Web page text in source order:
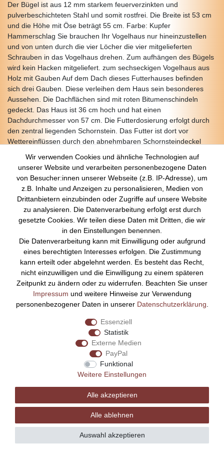
Der Bügel ist aus 12 mm starkem feuerverzinkten und
pulverbeschichteten Stahl und somit rostfrei. Die Breite ist 53 cm
und die Höhe mit Öse beträgt 55 cm. Farbe: Kupfer
Hammerschlag Sie brauchen Ihr Vogelhaus nur hineinzustellen
und von unten durch die vier Löcher die vier mitgelieferten
Schrauben in das Vogelhaus drehen. Zum aufhängen des Bügels
wird kein Hacken mitgeliefert. zum sechseckigen Vogelhaus aus
Holz mit Gauben Auf dem Dach dieses Futterhauses befinden
sich drei Gauben. Diese verleihen dem Haus sein besonderes
Aussehen. Die Dachflächen sind mit roten Bitumenschindeln
gedeckt. Das Haus ist 36 cm hoch und hat einen
Dachdurchmesser von 57 cm. Die Futterdosierung erfolgt durch
den zentral liegenden Schornstein. Das Futter ist dort vor
Wettereinflüssen durch den abnehmbaren Schornsteindeckel
Über Uns
Startseite
Versandkosten
Zahlungsarten
Kontakt
Rechtliches
Impressum
AGB
Datenschutz
Widerrufsrecht
Vertrag widerrufen
Bezahlen Sie bequem per
Wir verwenden Cookies und ähnliche Technologien auf
unserer Website und verarbeiten personenbezogene Daten
von Besucher:innen unserer Webseite (z.B. IP-Adresse), um
z.B. Inhalte und Anzeigen zu personalisieren, Medien von
Drittanbietern einzubinden oder Zugriffe auf unsere Website
zu analysieren. Die Datenverarbeitung erfolgt erst durch
gesetzte Cookies. Wir teilen diese Daten mit Dritten, die wir
in den Einstellungen benennen.
Die Datenverarbeitung kann mit Einwilligung oder aufgrund
eines berechtigten Interesses erfolgen. Die Zustimmung
kann erteilt oder abgelehnt werden. Es besteht das Recht,
nicht einzuwilligen und die Einwilligung zu einem späteren
Zeitpunkt zu ändern oder zu widerrufen. Beachten Sie unser
Impressum und weitere Hinweise zur Verwendung
personenbezogener Daten in unserer Daten­schutz­erklärung
Essenziell
Statistik
Externe Medien
PayPal
Funktional
Weitere Einstellungen
Alle akzeptieren
Alle ablehnen
Auswahl akzeptieren